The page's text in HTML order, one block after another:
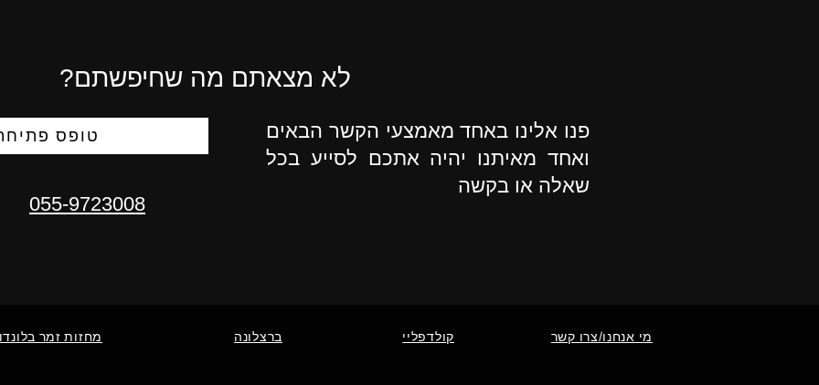
לא מצאתם מה שחיפשתם?
טופס
055-9723008
פנו אלינו באחד מאמצעי הקשר הבאים
ואחד מאיתנו יהיה אתכם לסייע בכל
שאלה או בקשה
מחזות זמר ברצלונה קולדפליי מי אנחנו/צרו קשר